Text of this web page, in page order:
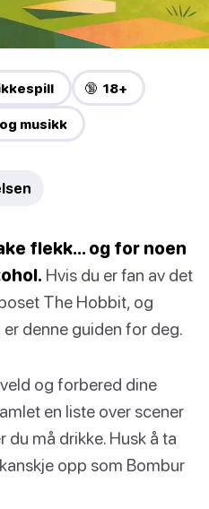
🔞 18+
musikk
flekk… og for noen
Hvis du er fan av det
The Hobbit, og
denne guiden for deg.
og forbered dine
en liste over scener
må drikke. Husk å ta
opp som Bombur